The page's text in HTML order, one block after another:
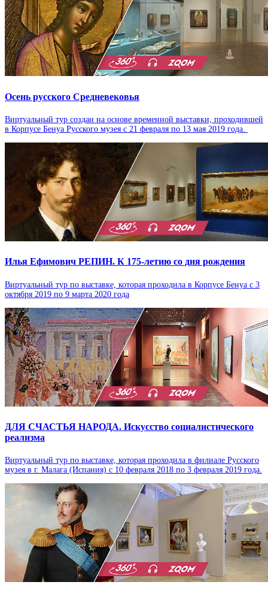
Осень русского Средневековья
Виртуальный тур создан на основе временной выставки, проходившей
в Корпусе Бенуа Русского музея с 21 февраля по 13 мая 2019 года.
Илья Ефимович РЕПИН. К 175-летию со дня рождения
Виртуальный тур по выставке, которая проходила в Корпусе Бенуа с 3
октября 2019 по 9 марта 2020 года
ДЛЯ СЧАСТЬЯ НАРОДА. Искусство социалистического
реализма
Виртуальный тур по выставке, которая проходила в филиале Русского
музея в г. Малага (Испания) с 10 февраля 2018 по 3 февраля 2019 года.